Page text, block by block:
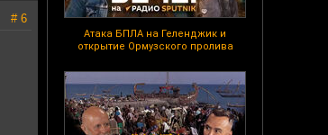
Атака БПЛА на Геленджик и
открытие Ормузского пролива
# 6